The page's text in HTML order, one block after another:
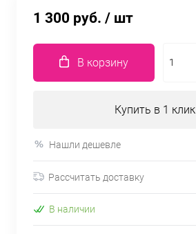
1 300 руб. / шт
В корзину
Купить в 1 клик
Нашли дешевле
Рассчитать доставку
В наличии